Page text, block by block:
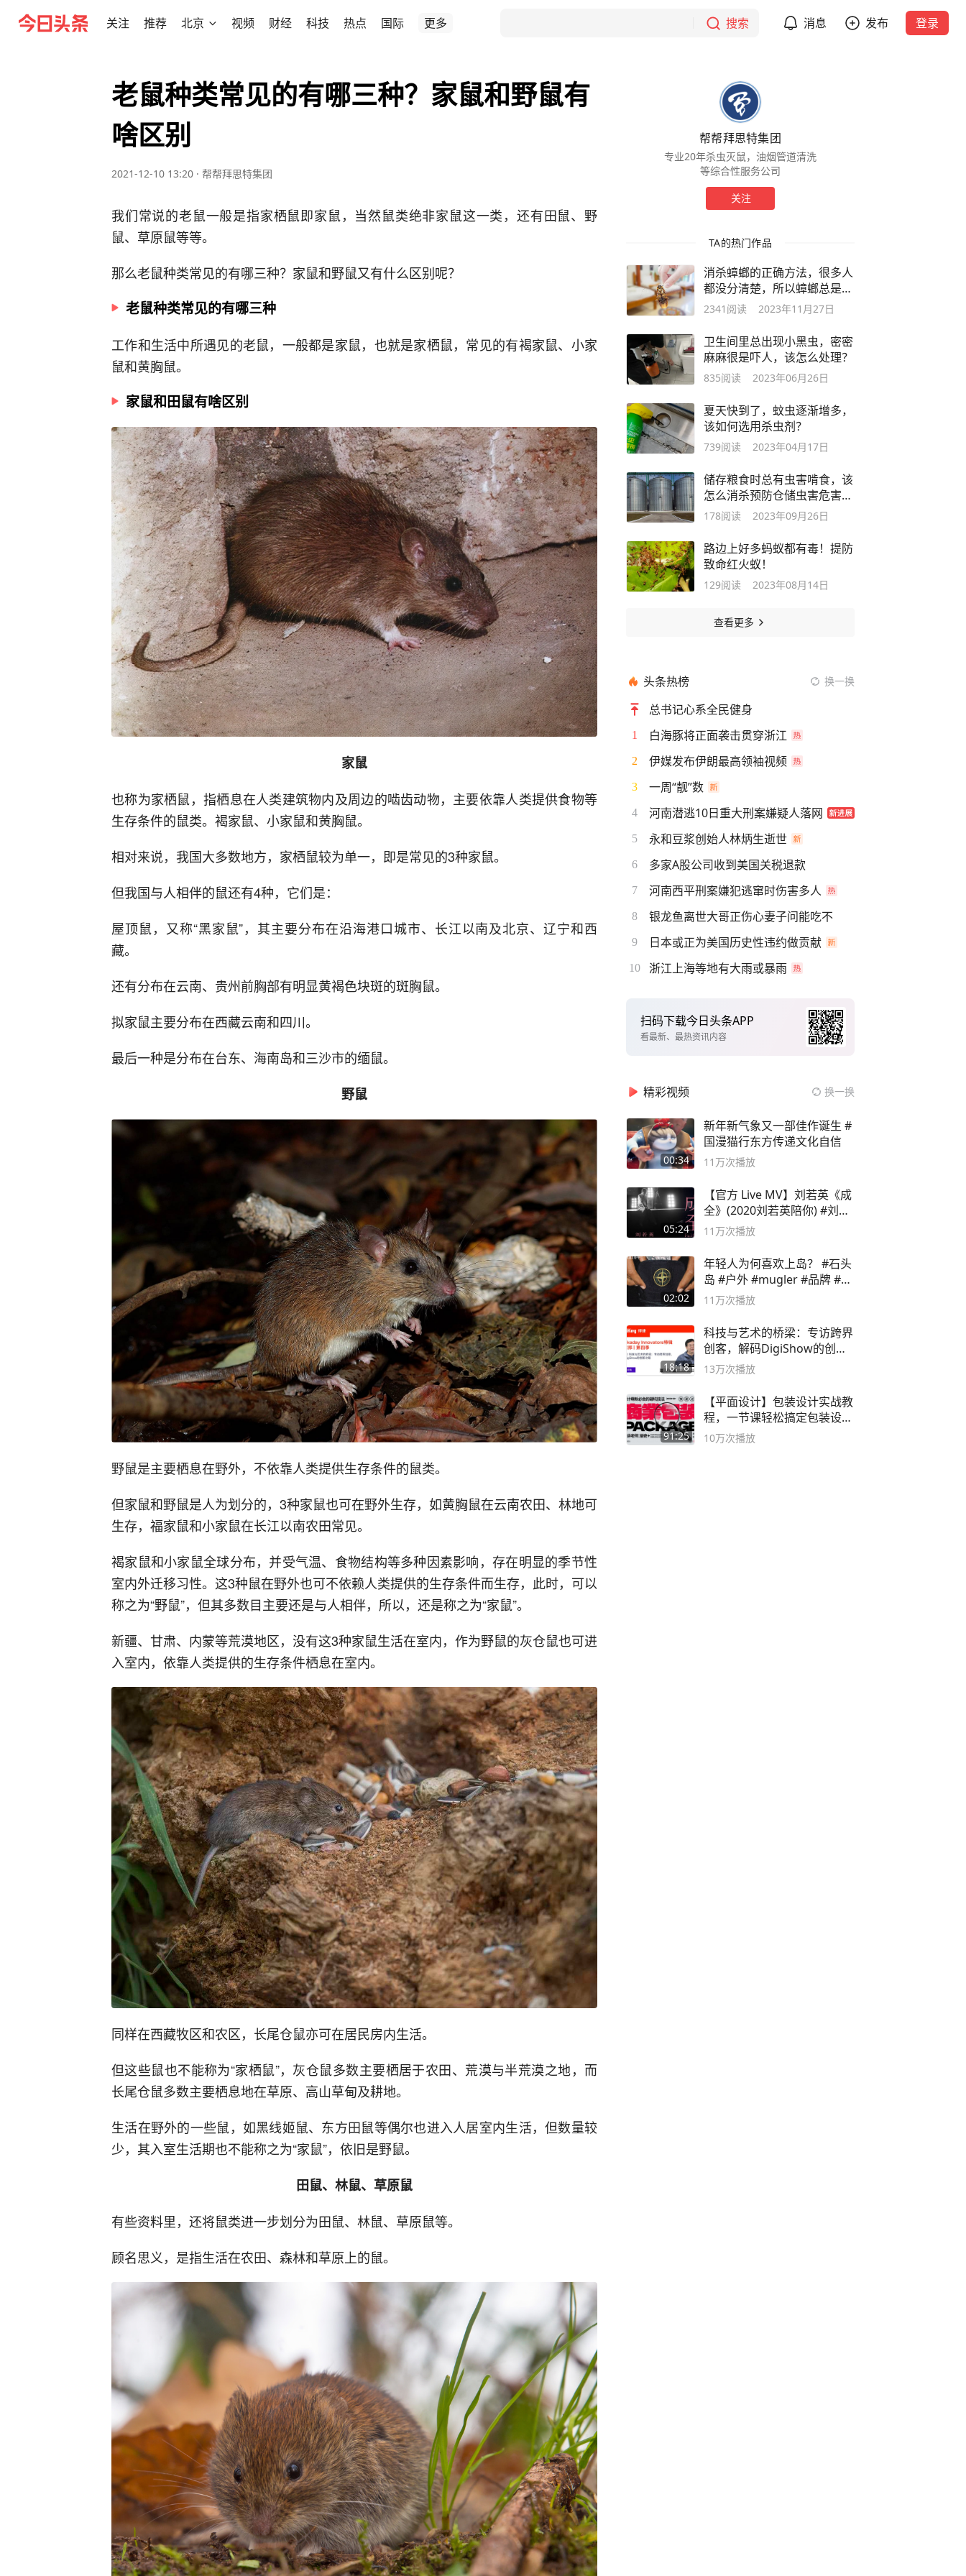
关注 推荐 北京 视频 财经 科技 热点 国际 更多 搜索 消息 发布 登录
老鼠种类常见的有哪三种？家鼠和野鼠有
啥区别
2021-12-10 13:20 · 帮帮拜思特集团
我们常说的老鼠一般是指家栖鼠即家鼠，当然鼠类绝非家鼠这一类，还有田鼠、野
鼠、草原鼠等等。
那么老鼠种类常见的有哪三种？家鼠和野鼠又有什么区别呢？
老鼠种类常见的有哪三种
工作和生活中所遇见的老鼠，一般都是家鼠，也就是家栖鼠，常见的有褐家鼠、小家
鼠和黄胸鼠。
家鼠和田鼠有啥区别
家鼠
也称为家栖鼠，指栖息在人类建筑物内及周边的啮齿动物，主要依靠人类提供食物等
生存条件的鼠类。褐家鼠、小家鼠和黄胸鼠。
相对来说，我国大多数地方，家栖鼠较为单一，即是常见的3种家鼠。
但我国与人相伴的鼠还有4种，它们是：
屋顶鼠，又称“黑家鼠”，其主要分布在沿海港口城市、长江以南及北京、辽宁和西
藏。
还有分布在云南、贵州前胸部有明显黄褐色块斑的斑胸鼠。
拟家鼠主要分布在西藏云南和四川。
最后一种是分布在台东、海南岛和三沙市的缅鼠。
野鼠
野鼠是主要栖息在野外，不依靠人类提供生存条件的鼠类。
但家鼠和野鼠是人为划分的，3种家鼠也可在野外生存，如黄胸鼠在云南农田、林地可
生存，福家鼠和小家鼠在长江以南农田常见。
褐家鼠和小家鼠全球分布，并受气温、食物结构等多种因素影响，存在明显的季节性
室内外迁移习性。这3种鼠在野外也可不依赖人类提供的生存条件而生存，此时，可以
称之为“野鼠”，但其多数目主要还是与人相伴，所以，还是称之为“家鼠”。
新疆、甘肃、内蒙等荒漠地区，没有这3种家鼠生活在室内，作为野鼠的灰仓鼠也可进
入室内，依靠人类提供的生存条件栖息在室内。
同样在西藏牧区和农区，长尾仓鼠亦可在居民房内生活。
但这些鼠也不能称为“家栖鼠”，灰仓鼠多数主要栖居于农田、荒漠与半荒漠之地，而
长尾仓鼠多数主要栖息地在草原、高山草甸及耕地。
生活在野外的一些鼠，如黑线姬鼠、东方田鼠等偶尔也进入人居室内生活，但数量较
少，其入室生活期也不能称之为“家鼠”，依旧是野鼠。
田鼠、林鼠、草原鼠
有些资料里，还将鼠类进一步划分为田鼠、林鼠、草原鼠等。
顾名思义，是指生活在农田、森林和草原上的鼠。
帮帮拜思特集团
专业20年杀虫灭鼠，油烟管道清洗
等综合性服务公司
关注
TA的热门作品
消杀蟑螂的正确方法，很多人
都没分清楚，所以蟑螂总是消
灭不完
2341 阅读 2023年11月27日
卫生间里总出现小黑虫，密密
麻麻很是吓人，该怎么处理？
835阅读 2023年06月26日
夏天快到了，蚊虫逐渐增多，
该如何选用杀虫剂？
739阅读 2023年04月17日
储存粮食时总有虫害啃食，该
怎么消杀预防仓储虫害危害食
物？
178阅读 2023年09月26日
路边上好多蚂蚁都有毒！提防
致命红火蚁！
129阅读 2023年08月14日
查看更多
头条热榜 换一换
总书记心系全民健身
1 白海豚将正面袭击贯穿浙江
2 伊媒发布伊朗最高领袖视频
3 一周“靓”数
4 河南潜逃10日重大刑案嫌疑人落网
5 永和豆浆创始人林炳生逝世
6 多家A股公司收到美国关税退款
7 河南西平刑案嫌犯逃窜时伤害多人
8 银龙鱼离世大哥正伤心妻子问能吃不
9 日本或正为美国历史性违约做贡献
10 浙江上海等地有大雨或暴雨
扫码下载今日头条APP
看最新、最热资讯内容
精彩视频 换一换
00:34
新年新气象又一部佳作诞生 #
国漫猫行东方传递文化自信
11万次播放
05:24
【官方 Live MV】刘若英《成
全》(2020刘若英陪你) #刘若
英 #成全
11万次播放
02:02
年轻人为何喜欢上岛？ #石头
岛 #户外 #mugler #品牌 #足
球流氓
11万次播放
18:18
科技与艺术的桥梁：专访跨界
创客，解码DigiShow的创新
之路
13万次播放
91:25
【平面设计】包装设计实战教
程，一节课轻松搞定包装设计
流程！
10万次播放